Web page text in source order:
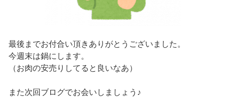
最後までお付合い頂きありがとうございました。
今週末は鍋にします。
（お肉の安売りしてると良いなあ）
また次回ブログでお会いしましょう♪